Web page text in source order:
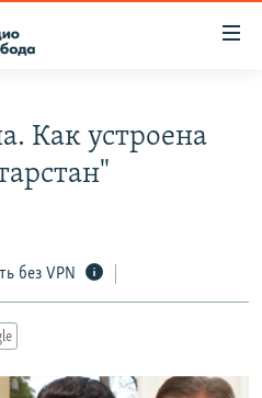
Как устроена
без VPN